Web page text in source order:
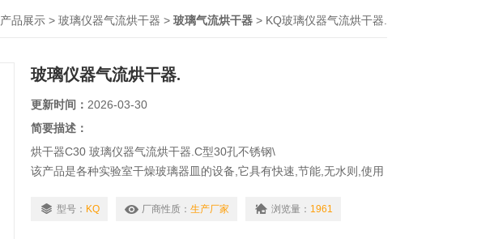
产品展示 > 玻璃仪器气流烘干器 > 玻璃气流烘干器 > KQ玻璃仪器气流烘干器.
玻璃仪器气流烘干器.
更新时间： 2026-03-30
简要描述：
烘干器C30 玻璃仪器气流烘干器.C型30孔不锈钢\
该产品是各种实验室干燥玻璃器皿的设备,它具有快速,节能,无水则,使用
型号： KQ 厂商性质： 生产厂家 浏览量： 1961